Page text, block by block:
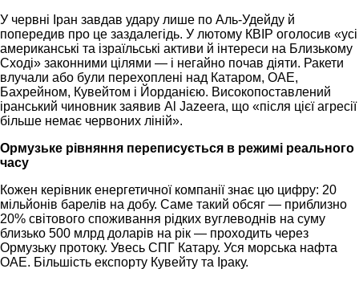
У червні Іран завдав удару лише по Аль-Удейду й
попередив про це заздалегідь. У лютому КВІР оголосив «усі
американські та ізраїльські активи й інтереси на Близькому
Сході» законними цілями — і негайно почав діяти. Ракети
влучали або були перехоплені над Катаром, ОАЕ,
Бахрейном, Кувейтом і Йорданією. Високопоставлений
іранський чиновник заявив Al Jazeera, що «після цієї агресії
більше немає червоних ліній».
Ормузьке рівняння переписується в режимі реального
часу
Кожен керівник енергетичної компанії знає цю цифру: 20
мільйонів барелів на добу. Саме такий обсяг — приблизно
20% світового споживання рідких вуглеводнів на суму
близько 500 млрд доларів на рік — проходить через
Ормузьку протоку. Увесь СПГ Катару. Уся морська нафта
ОАЕ. Більшість експорту Кувейту та Іраку.